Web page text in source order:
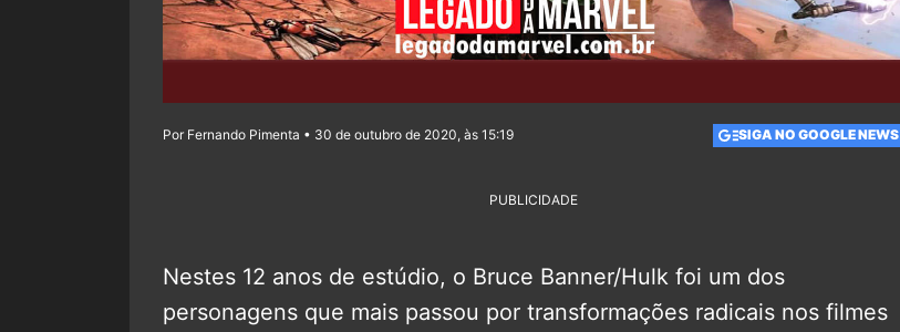
Por Fernando Pimenta • 30 de outubro de 2020, às 15:19 SIGA NO GOOGLE NEWS
PUBLICIDADE
Nestes 12 anos de estúdio, o Bruce Banner/Hulk foi um dos
personagens que mais passou por transformações radicais nos filmes